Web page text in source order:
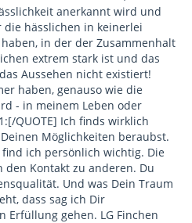
anerkannt wird und
hässlichen in keinerlei
in der der Zusammenhalt
extrem stark ist und das
Aussehen nicht existiert!
haben, genauso wie die
- in meinem Leben oder
QUOTE] Ich finds wirklich
Möglichkeiten beraubst.
ich persönlich wichtig. Die
Kontakt zu anderen. Du
Und was Dein Traum
dass sag ich Dir
gehen. LG Finchen